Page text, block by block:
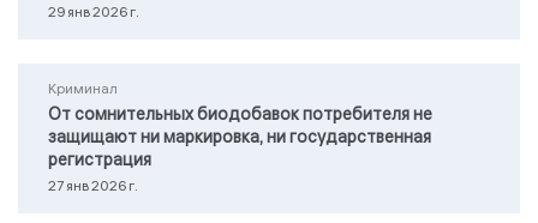
29 янв 2026 г.
Криминал
От сомнительных биодобавок потребителя не
защищают ни маркировка, ни государственная
регистрация
27 янв 2026 г.